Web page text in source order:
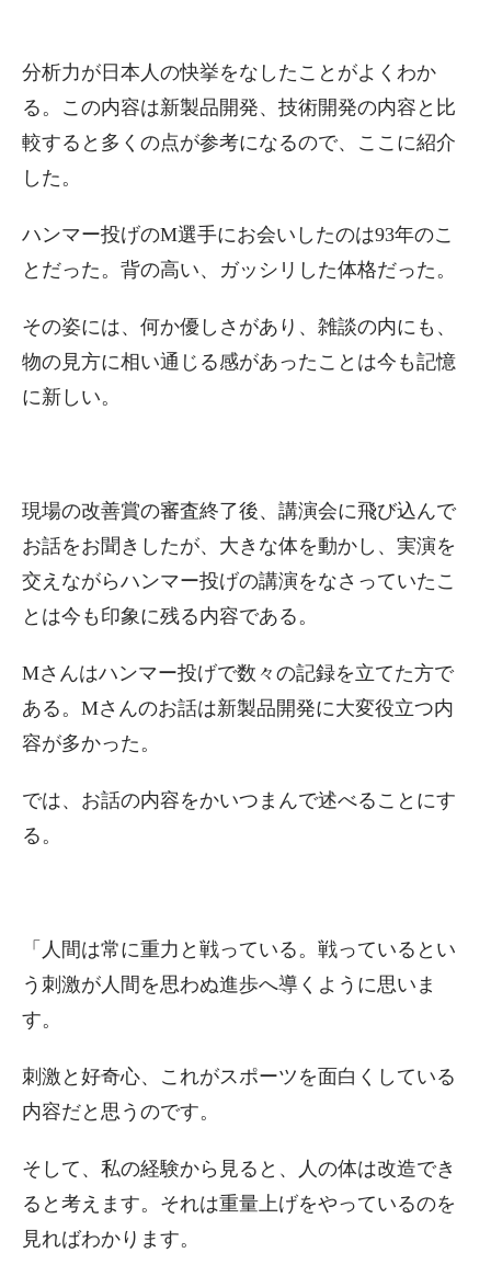
分析力が日本人の快挙をなしたことがよくわか
る。この内容は新製品開発、技術開発の内容と比
較すると多くの点が参考になるので、ここに紹介
した。
ハンマー投げのM選手にお会いしたのは93年のこ
とだった。背の高い、ガッシリした体格だった。
その姿には、何か優しさがあり、雑談の内にも、
物の見方に相い通じる感があったことは今も記憶
に新しい。
現場の改善賞の審査終了後、講演会に飛び込んで
お話をお聞きしたが、大きな体を動かし、実演を
交えながらハンマー投げの講演をなさっていたこ
とは今も印象に残る内容である。
Mさんはハンマー投げで数々の記録を立てた方で
ある。Mさんのお話は新製品開発に大変役立つ内
容が多かった。
では、お話の内容をかいつまんで述べることにす
る。
「人間は常に重力と戦っている。戦っているとい
う刺激が人間を思わぬ進歩へ導くように思いま
す。
刺激と好奇心、これがスポーツを面白くしている
内容だと思うのです。
そして、私の経験から見ると、人の体は改造でき
ると考えます。それは重量上げをやっているのを
見ればわかります。